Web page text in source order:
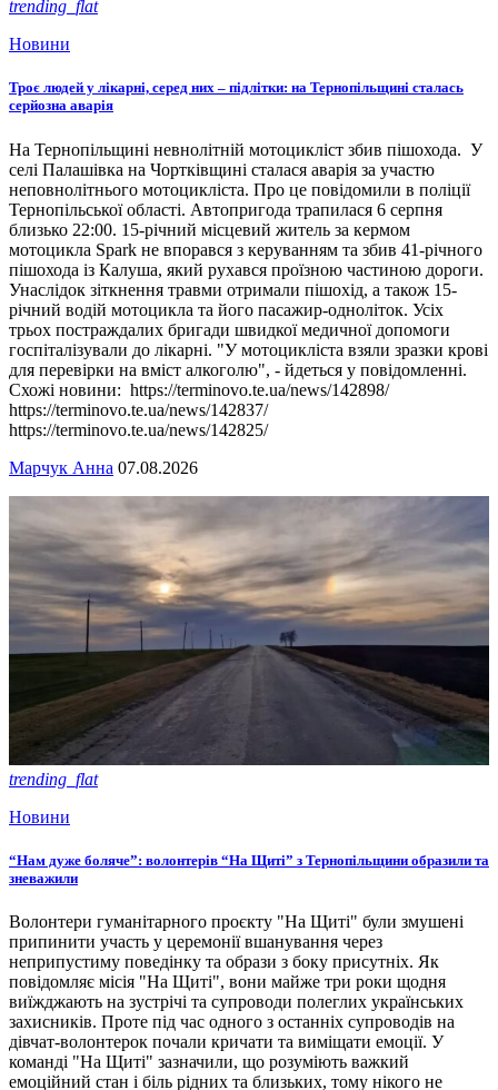
trending_flat
Новини
Троє людей у лікарні, серед них – підлітки: на Тернопільщині сталась
серйозна аварія
На Тернопільщині невнолітній мотоцикліст збив пішохода. У
селі Палашівка на Чортківщині сталася аварія за участю
неповнолітнього мотоцикліста. Про це повідомили в поліції
Тернопільської області. Автопригода трапилася 6 серпня
близько 22:00. 15-річний місцевий житель за кермом
мотоцикла Spark не впорався з керуванням та збив 41-річного
пішохода із Калуша, який рухався проїзною частиною дороги.
Унаслідок зіткнення травми отримали пішохід, а також 15-
річний водій мотоцикла та його пасажир-одноліток. Усіх
трьох постраждалих бригади швидкої медичної допомоги
госпіталізували до лікарні. "У мотоцикліста взяли зразки крові
для перевірки на вміст алкоголю", - йдеться у повідомленні.
Схожі новини: https://terminovo.te.ua/news/142898/
https://terminovo.te.ua/news/142837/
https://terminovo.te.ua/news/142825/
Марчук Анна 07.08.2026
trending_flat
Новини
“Нам дуже боляче”: волонтерів “На Щиті” з Тернопільщини образили та
зневажили
Волонтери гуманітарного проєкту "На Щиті" були змушені
припинити участь у церемонії вшанування через
неприпустиму поведінку та образи з боку присутніх. Як
повідомляє місія "На Щиті", вони майже три роки щодня
виїжджають на зустрічі та супроводи полеглих українських
захисників. Проте під час одного з останніх супроводів на
дівчат-волонтерок почали кричати та виміщати емоції. У
команді "На Щиті" зазначили, що розуміють важкий
емоційний стан і біль рідних та близьких, тому нікого не